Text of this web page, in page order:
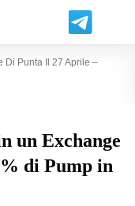
Di Punta Il 27 Aprile –
un Exchange
di Pump in